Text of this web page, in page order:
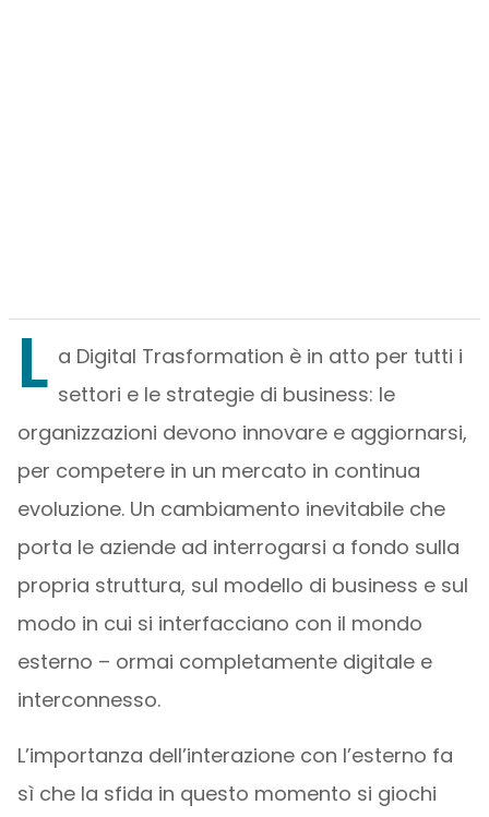
L a Digital Trasformation è in atto per tutti i
settori e le strategie di business: le
organizzazioni devono innovare e aggiornarsi,
per competere in un mercato in continua
evoluzione. Un cambiamento inevitabile che
porta le aziende ad interrogarsi a fondo sulla
propria struttura, sul modello di business e sul
modo in cui si interfacciano con il mondo
esterno – ormai completamente digitale e
interconnesso.
L’importanza dell’interazione con l’esterno fa
sì che la sfida in questo momento si giochi